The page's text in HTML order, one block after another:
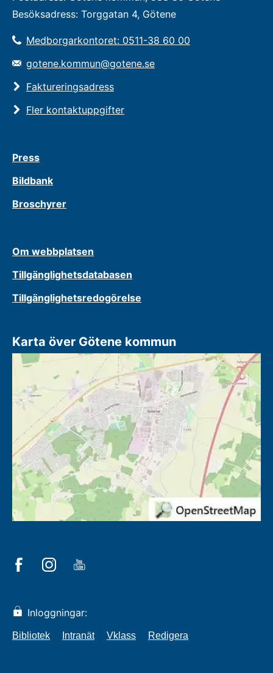
Besöksadress: Torggatan 4, Götene
Medborgarkontoret: 0511-38 60 00
gotene.kommun@gotene.se
Faktureringsadress
Fler kontaktuppgifter
Press
Bildbank
Broschyrer
Om webbplatsen
Tillgänglighetsdatabasen
Tillgänglighetsredogörelse
Karta över Götene kommun
Inloggningar:
Bibliotek Intranät Vklass Redigera